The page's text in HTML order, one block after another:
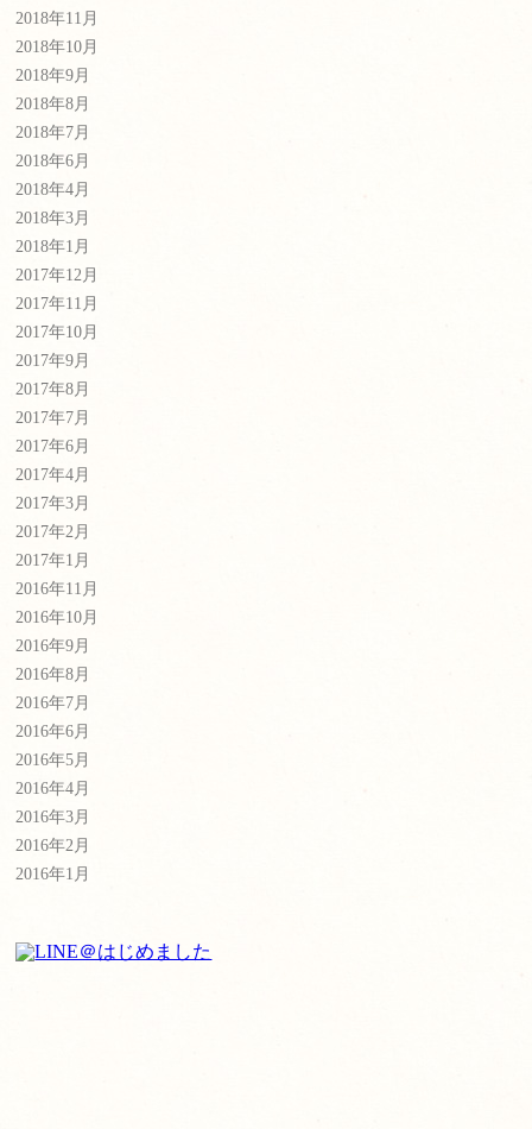
2018年11月
2018年10月
2018年9月
2018年8月
2018年7月
2018年6月
2018年4月
2018年3月
2018年1月
2017年12月
2017年11月
2017年10月
2017年9月
2017年8月
2017年7月
2017年6月
2017年4月
2017年3月
2017年2月
2017年1月
2016年11月
2016年10月
2016年9月
2016年8月
2016年7月
2016年6月
2016年5月
2016年4月
2016年3月
2016年2月
2016年1月